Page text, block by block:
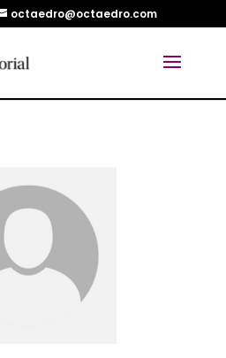
octaedro@octaedro.com